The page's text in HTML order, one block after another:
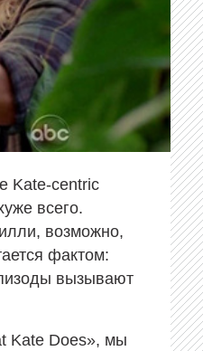
Kate-centric
всего.
возможно,
фактом:
вызывают
Kate Does», мы